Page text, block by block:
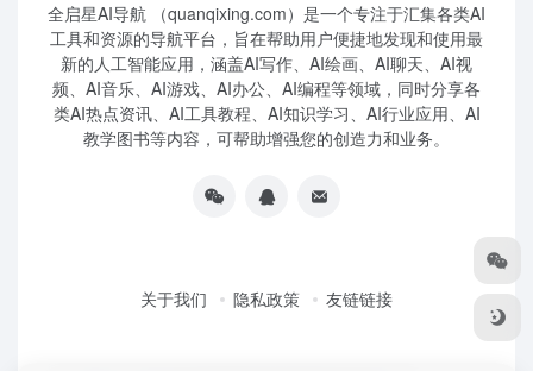
全启星AI导航 （quanqixing.com）是一个专注于汇集各类AI
工具和资源的导航平台，旨在帮助用户便捷地发现和使用最
新的人工智能应用，涵盖AI写作、AI绘画、AI聊天、AI视
频、AI音乐、AI游戏、AI办公、AI编程等领域，同时分享各
类AI热点资讯、AI工具教程、AI知识学习、AI行业应用、AI
教学图书等内容，可帮助增强您的创造力和业务。
关于我们 隐私政策 友链链接